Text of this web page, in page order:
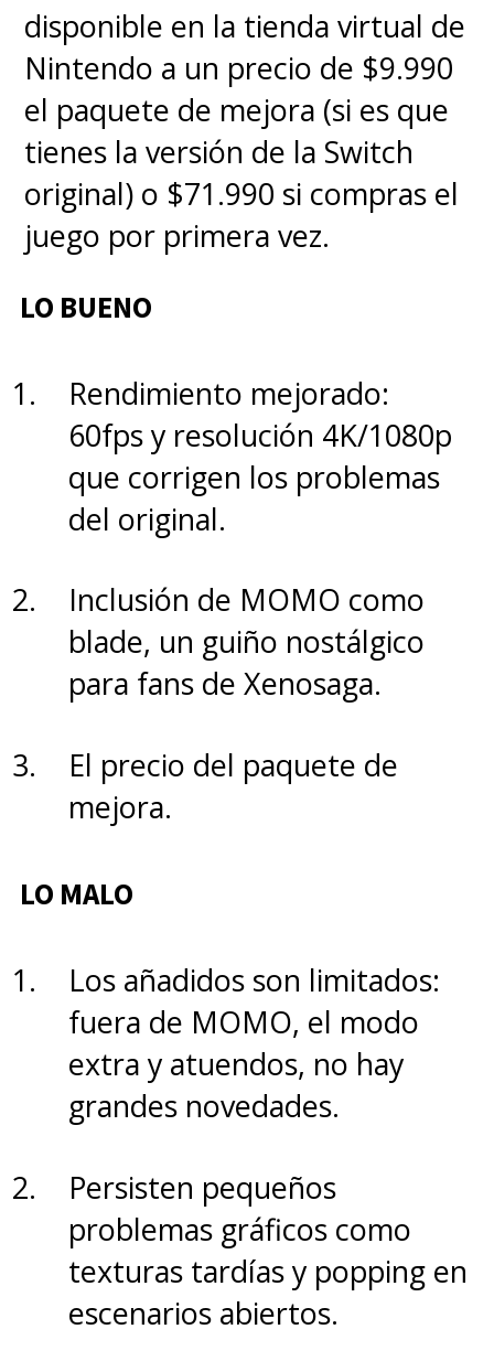
disponible en la tienda virtual de
Nintendo a un precio de $9.990
el paquete de mejora (si es que
tienes la versión de la Switch
original) o $71.990 si compras el
juego por primera vez.
LO BUENO
Rendimiento mejorado:
60fps y resolución 4K/1080p
que corrigen los problemas
del original.
Inclusión de MOMO como
blade, un guiño nostálgico
para fans de Xenosaga.
El precio del paquete de
mejora.
LO MALO
Los añadidos son limitados:
fuera de MOMO, el modo
extra y atuendos, no hay
grandes novedades.
Persisten pequeños
problemas gráficos como
texturas tardías y popping en
escenarios abiertos.